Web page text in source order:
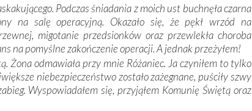
Podczas śniadania z moich ust buchnęła czarna
na salę operacyjną. Okazało się, że pękł wrzód na
migotanie przedsionków oraz przewlekła choroba
na pomyślne zakończenie operacji. A jednak przeżyłem!
Żona odmawiała przy mnie Różaniec. Ja czyniłem to tylko
niebezpieczeństwo zostało zażegnane, puściły szwy
Wyspowiadałem się, przyjąłem Komunię Świętą oraz